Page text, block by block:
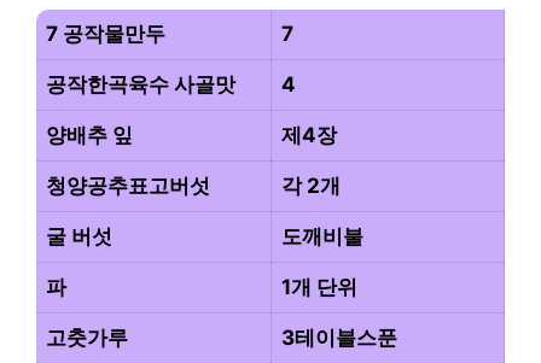
만
두
전
골
맛
있
게
7 공작물만두 7
공작한곡육수 사골맛 4
양배추 잎 제4장
청양공추표고버섯 각 2개
굴 버섯 도깨비불
파 1개 단위
고춧가루 3테이블스푼